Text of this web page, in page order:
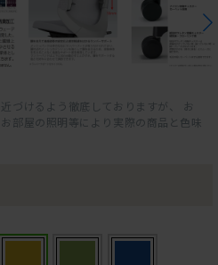
づけるよう徹底しておりますが、 お
部屋の照明等により実際の商品と色味